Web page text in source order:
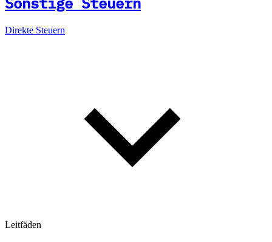
Direkte Steuern
Leitfäden